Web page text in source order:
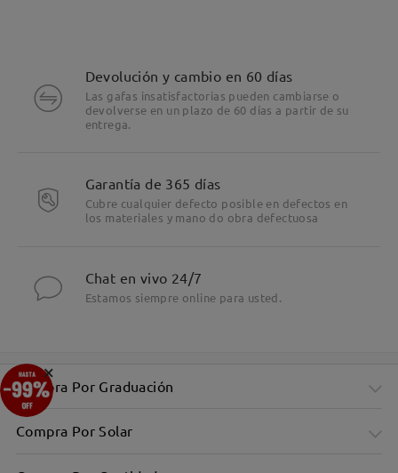
Devolución y cambio en 60 días
Las gafas insatisfactorias pueden cambiarse o
devolverse en un plazo de 60 días a partir de su
entrega.
Garantía de 365 días
Cubre cualquier defecto posible en defectos en
los materiales y mano do obra defectuosa
Chat en vivo 24/7
Estamos siempre online para usted.
Compra Por Graduación
Compra Por Solar
×